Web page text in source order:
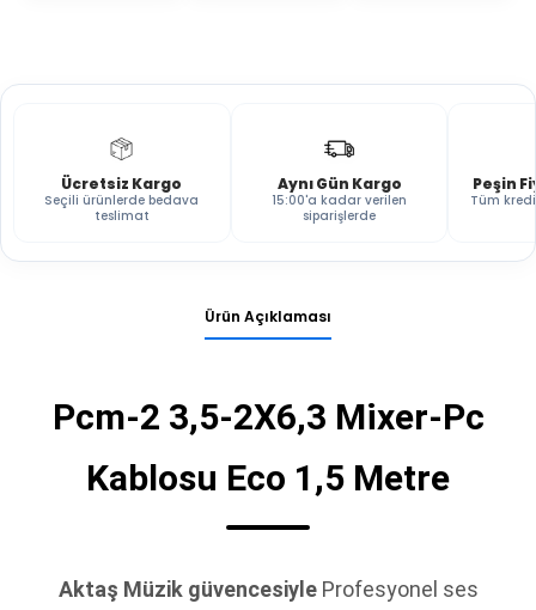
Ücretsiz Kargo
Seçili ürünlerde bedava
teslimat
Aynı Gün Kargo
15:00'a kadar verilen
siparişlerde
Peşin
Tüm
Ürün Açıklaması
Pcm-2 3,5-2X6,3 Mixer-Pc
Kablosu Eco 1,5 Metre
Aktaş Müzik güvencesiyleProfesyonel ses